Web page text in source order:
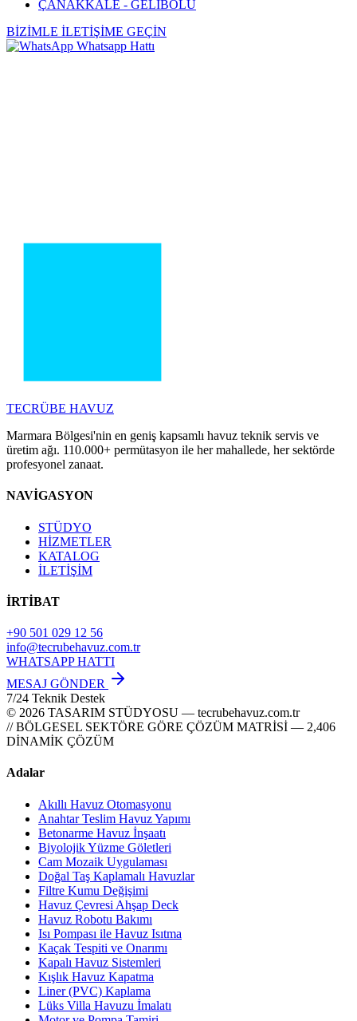
ÇANAKKALE - GELİBOLU
BİZİMLE İLETİŞİME GEÇİN
Whatsapp Hattı
TECRÜBE HAVUZ
Marmara Bölgesi'nin en geniş kapsamlı havuz teknik servis ve
üretim ağı. 110.000+ permütasyon ile her mahallede, her sektörde
profesyonel zanaat.
NAVİGASYON
STÜDYO
HİZMETLER
KATALOG
İLETİŞİM
İRTİBAT
+90 501 029 12 56
info@tecrubehavuz.com.tr
WHATSAPP HATTI
MESAJ GÖNDER
7/24 Teknik Destek
© 2026 TASARIM STÜDYOSU — tecrubehavuz.com.tr
// BÖLGESEL SEKTÖRE GÖRE ÇÖZÜM MATRİSİ — 2,406
DİNAMİK ÇÖZÜM
Adalar
Akıllı Havuz Otomasyonu
Anahtar Teslim Havuz Yapımı
Betonarme Havuz İnşaatı
Biyolojik Yüzme Göletleri
Cam Mozaik Uygulaması
Doğal Taş Kaplamalı Havuzlar
Filtre Kumu Değişimi
Havuz Çevresi Ahşap Deck
Havuz Robotu Bakımı
Isı Pompası ile Havuz Isıtma
Kaçak Tespiti ve Onarımı
Kapalı Havuz Sistemleri
Kışlık Havuz Kapatma
Liner (PVC) Kaplama
Lüks Villa Havuzu İmalatı